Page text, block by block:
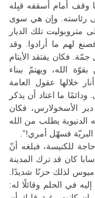
وقف أمام أسقفه قبِله
رئاسته. وإن هي سوى
متروبوليت تلك الديار
لهم ما أرادوا. وقد
فكان يفتقد الأيتام
الله، ويهتمّ ببناء
خلالها عقول العامة
ما اعتاد أن يذكر
الأسخولارس، فكان
يطلب من الله
البريّة فسهّل أمري!”.
للكنيسة، فبلغه أنّ
كان قد ترك المدينة
لذلك حزنًا شديدًا.
في الحلم وقائلًا له: